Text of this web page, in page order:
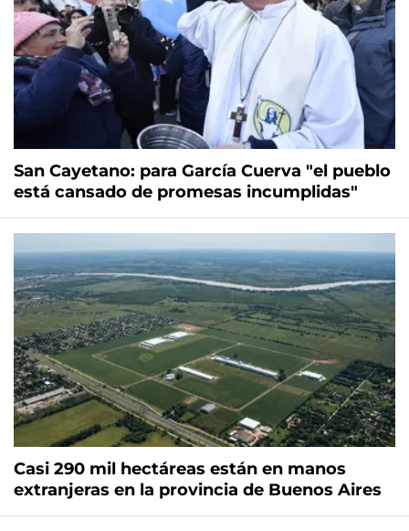
San Cayetano: para García Cuerva "el pueblo
está cansado de promesas incumplidas"
Casi 290 mil hectáreas están en manos
extranjeras en la provincia de Buenos Aires